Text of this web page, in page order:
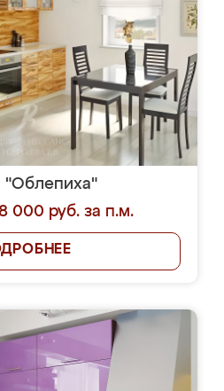
"Облепиха"
000 руб. за п.м.